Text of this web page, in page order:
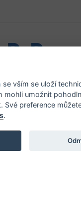
vším se uloží
umožnit
Své preference
.